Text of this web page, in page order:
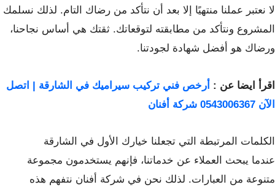
لا نعتبر عملنا منتهيًا إلا بعد أن نتأكد من رضاك التام. لذلك نسلمك
المشروع ونتأكد من مطابقته لتوقعاتك. ثقتك هي أساس نجاحنا،
ورضاك هو أفضل شهادة لجودتنا.
اقرأ ايضا عن : أرخص فني تركيب سيراميك في الشارقة | اتصل
الآن 0543006367 شركة أفنان
الكلمات المرتبطة التي تجعلنا خيارك الأول في الشارقة
عندما يبحث العملاء عن خدماتنا، فإنهم يستخدمون مجموعة
متنوعة من العبارات. لذلك نحن في شركة أفنان نتفهم هذه